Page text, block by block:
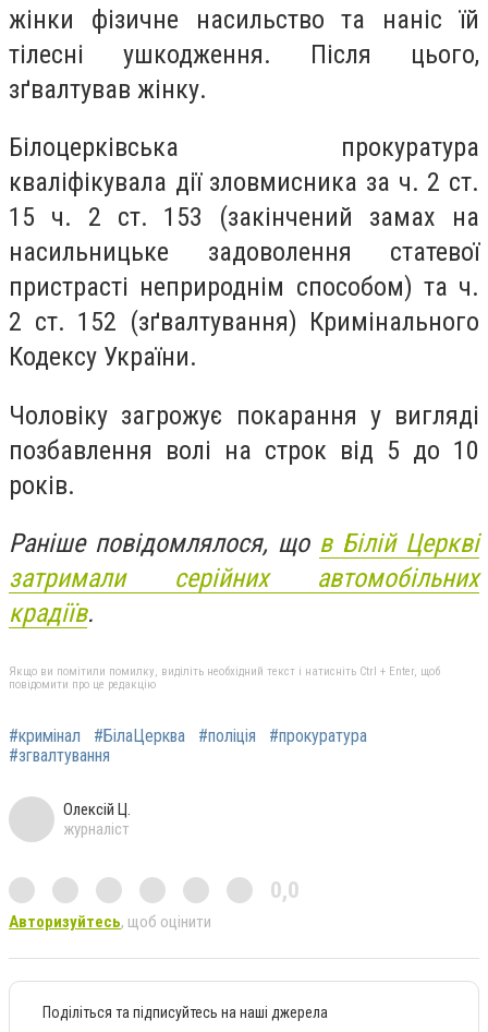
жінки фізичне насильство та наніс їй
тілесні ушкодження. Після цього,
зґвалтував жінку.
Білоцерківська прокуратура
кваліфікувала дії зловмисника за ч. 2 ст.
15 ч. 2 ст. 153 (закінчений замах на
насильницьке задоволення статевої
пристрасті неприроднім способом) та ч.
2 ст. 152 (зґвалтування) Кримінального
Кодексу України.
Чоловіку загрожує покарання у вигляді
позбавлення волі на строк від 5 до 10
років.
Раніше повідомлялося, що в Білій Церкві
затримали серійних автомобільних
крадіїв.
Якщо ви помітили помилку, виділіть необхідний текст і натисніть Ctrl + Enter, щоб
повідомити про це редакцію
#кримінал #БілаЦерква #поліція
#прокуратура
#згвалтування
Олексій Ц.
журналіст
0,0
Авторизуйтесь, щоб оцінити
Поділіться та підписуйтесь на наші джерела